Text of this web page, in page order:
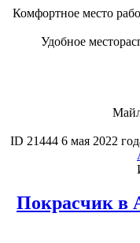
Комфортное место
Удобное
ID 21444 6 мая 2022
Покрасчик в